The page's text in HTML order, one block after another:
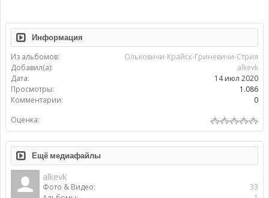
Информация
Из альбомов:
Ольковичи-Крайск-Гриневичи-Стрия
Добавил(а):
alkevk
Дата:
14 июл 2020
Просмотры:
1.086
Комментарии:
0
Оценка:
Ещё медиафайлы
alkevk
Фото & Видео:
33